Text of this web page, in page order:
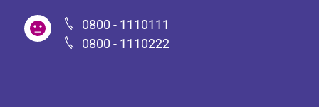
0800 - 1110111
0800 - 1110222